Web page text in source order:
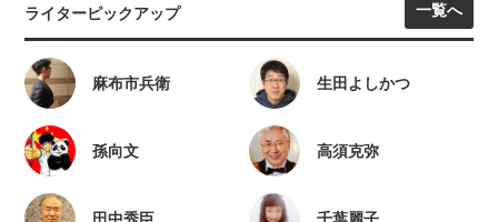
ライターピックアップ 一覧へ
麻布市兵衛 生田よしかつ
孫向文 高須克弥